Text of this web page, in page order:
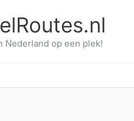
Nederland op een plek!